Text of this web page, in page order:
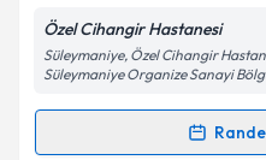
Kişisel verilerimin
Metni'ni okudum ve
kapsamda
Özel Cihangir Hastanesi
Süleymaniye, Özel Cihangir
Süleymaniye Organize Sanayi
Randevu Takvimi